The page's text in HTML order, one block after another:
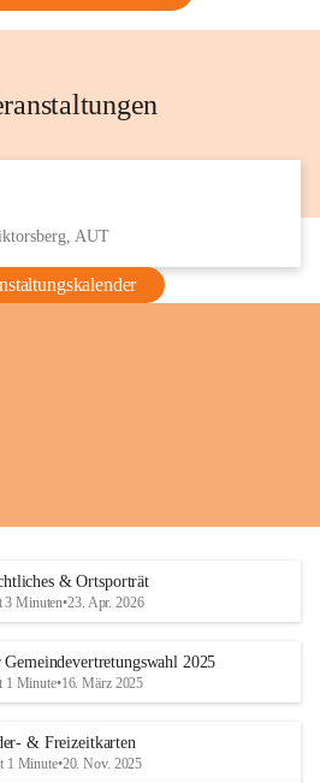
AUT
& Ortsporträt
3 Minuten•23. Apr. 2026
Gemeindevertretungswahl 2025
1 Minute•16. März 2025
& Freizeitkarten
1 Minute•20. Nov. 2025